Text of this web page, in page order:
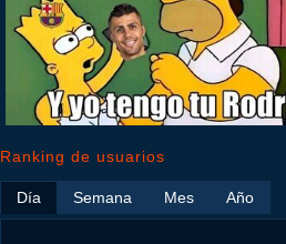
Ranking de usuarios
Día Semana Mes Año